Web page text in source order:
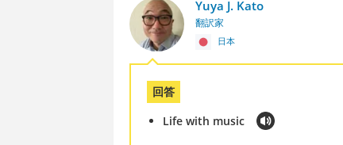
Yuya J. Kato
翻訳家
日本
回答
Life with music